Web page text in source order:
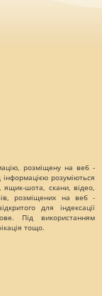
розміщену на веб -
розуміються
ящик-шота, скани, відео,
розміщених на веб -
для індексації
Під використанням
тощо.